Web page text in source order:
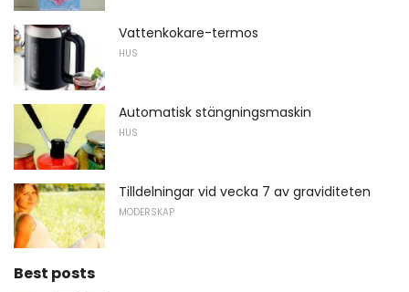
Vattenkokare-termos
HUS
Automatisk stängningsmaskin
HUS
Tilldelningar vid vecka 7 av graviditeten
MODERSKAP
Best posts